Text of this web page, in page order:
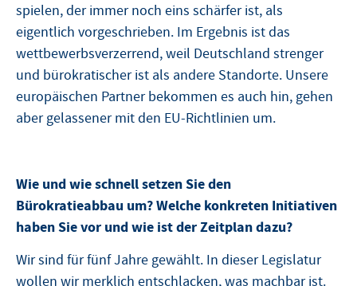
spielen, der immer noch eins schärfer ist, als
eigentlich vorgeschrieben. Im Ergebnis ist das
wettbewerbsverzerrend, weil Deutschland strenger
und bürokratischer ist als andere Standorte. Unsere
europäischen Partner bekommen es auch hin, gehen
aber gelassener mit den EU-Richtlinien um.
Wie und wie schnell setzen Sie den
Bürokratieabbau um? Welche konkreten Initiativen
haben Sie vor und wie ist der Zeitplan dazu?
Wir sind für fünf Jahre gewählt. In dieser Legislatur
wollen wir merklich entschlacken, was machbar ist.